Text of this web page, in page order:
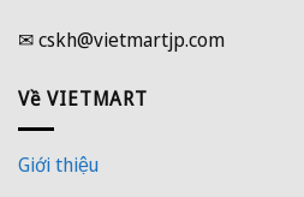
✉ cskh@vietmartjp.com
Về VIETMART
Giới thiệu